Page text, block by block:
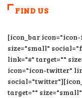
FIND US
[icon_bar
size="small"
link="#" target=""
icon="icon-twitter"
target=""